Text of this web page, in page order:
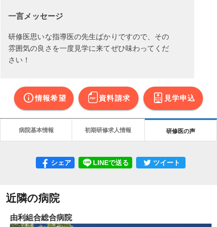
一言メッセージ
研修医思いな指導医の先生ばかりですので、その
雰囲気の良さを一度見学に来てぜひ味わってくだ
さい！
情報希望 資料請求 見学申込
病院基本情報 初期研修求人情報 研修医の声
シェア LINEで送る ツイート
近隣の病院
由利組合総合病院